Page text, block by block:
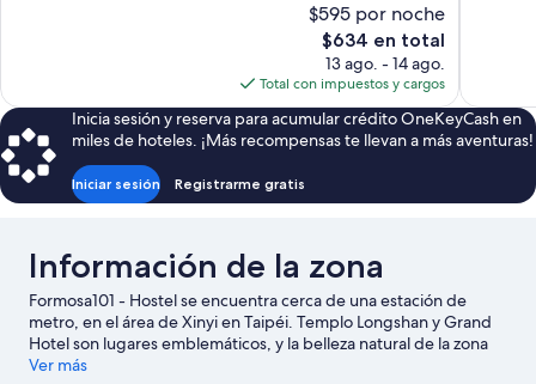
$595 por noche
El
precio
actual
es
de
$634
$634 en total
13 ago. - 14 ago.
Total con impuestos y cargos
Inicia sesión y reserva para acumular crédito OneKeyCash en
miles de hoteles. ¡Más recompensas te llevan a más aventuras!
Iniciar sesión Registrarme gratis
Información de la zona
Formosa101 - Hostel se encuentra cerca de una estación de
metro, en el área de Xinyi en Taipéi. Templo Longshan y Grand
Hotel son lugares emblemáticos, y la belleza natural de la zona
puede apreciarse en Parque forestal Daan y Parque Nacional
Ver más